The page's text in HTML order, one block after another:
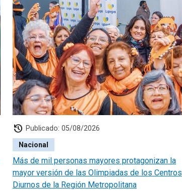
history Publicado: 05/08/2026
Nacional
Más de mil personas mayores protagonizan la
mayor versión de las Olimpiadas de los Centros
Diurnos de la Región Metropolitana